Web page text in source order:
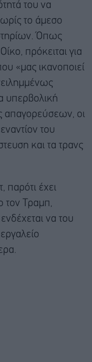
του να
το άμεσο
Όπως
πρόκειται για
«μας ικανοποιεί
υπερβολική
απαγορεύσεων, οι
του
και τα τρανς
παρότι έχει
τον Τραμπ,
να του